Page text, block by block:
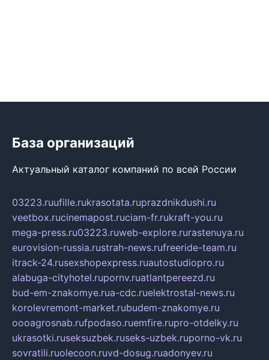
База организаций
Актуальный каталог компаний по всей России
03223.ruufille.rukrasotata.ruprazdnikdushi.ru
veetbox.rucinemapost.ruciam-fr.rukraft-you.ru
mega-press.ru03223.ruweb-explore.rurastenuya.ru
eurovision-russia.rustrah-news.rufreeride-team.ru
itrack-24.rusexshopexpress.ruautostudiopro.ru
alabuga-cityhotel.rupornv.ruatlantpereezd.ru
bud-em-znakomye.rua-cdc.ruelektrostal-news.ru
korolevremont-market.rubudem-znakomye.ru
oooagrosnab.rufpodaso.ruemfire.rupro-otdelky.ru
ukrasotki.ruseksuzbek.ruseks-uzbek.ruporno-vk.ru
sovratili.ruolecoon.ruvd-dosug.ruadonyev.ru